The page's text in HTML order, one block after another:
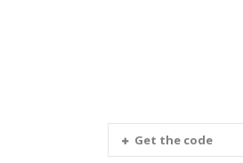
Get the code